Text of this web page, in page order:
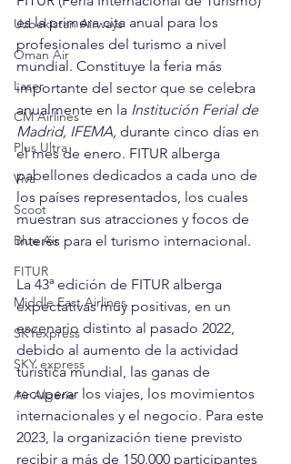
Uzbekistan Airways
Oman Air
Laser
CM Airlines
Plus Ultra
Viva
Scoot
Blue Air
FITUR
Middle East Airlines
SKYexpress
SKY express
Air Algérie
es la primera cita anual para los
profesionales del turismo a nivel
mundial. Constituye la feria más
importante del sector que se celebra
anualmente en la Institución Ferial de
Madrid, IFEMA, durante cinco días en
el mes de enero. FITUR alberga
pabellones dedicados a cada uno de
los países representados, los cuales
muestran sus atracciones y focos de
interés para el turismo internacional.
La 43ª edición de FITUR alberga
expectativas muy positivas, en un
escenario distinto al pasado 2022,
debido al aumento de la actividad
turística mundial, las ganas de
recuperar los viajes, los movimientos
internacionales y el negocio. Para este
2023, la organización tiene previsto
recibir a más de 150.000 participantes